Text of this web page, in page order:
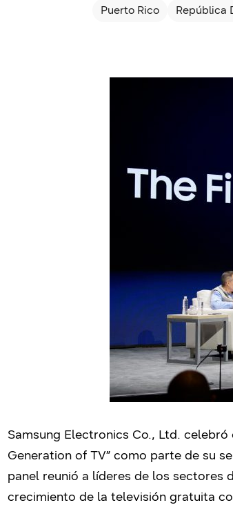
Puerto Rico
República
Samsung Electronics Co., Ltd.
Generation of TV” como parte de su
panel reunió a líderes de los
crecimiento de la televisión gratuita